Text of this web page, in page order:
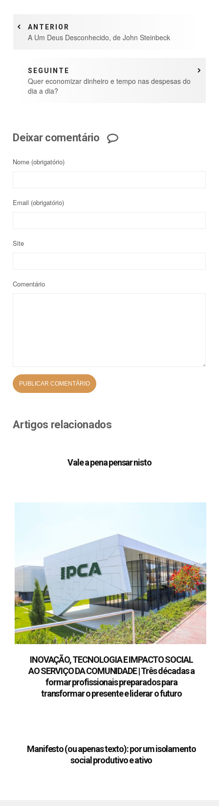
ANTERIOR
A Um Deus Desconhecido, de John Steinbeck
SEGUINTE
Quer economizar dinheiro e tempo nas despesas do
dia a dia?
Deixar comentário
Nome (obrigatório)
Email (obrigatório)
Site
Comentário
Artigos relacionados
Vale a pena pensar nisto
INOVAÇÃO, TECNOLOGIA E IMPACTO SOCIAL
AO SERVIÇO DA COMUNIDADE | Três décadas a
formar profissionais preparados para
transformar o presente e liderar o futuro
Manifesto (ou apenas texto): por um isolamento
social produtivo e ativo